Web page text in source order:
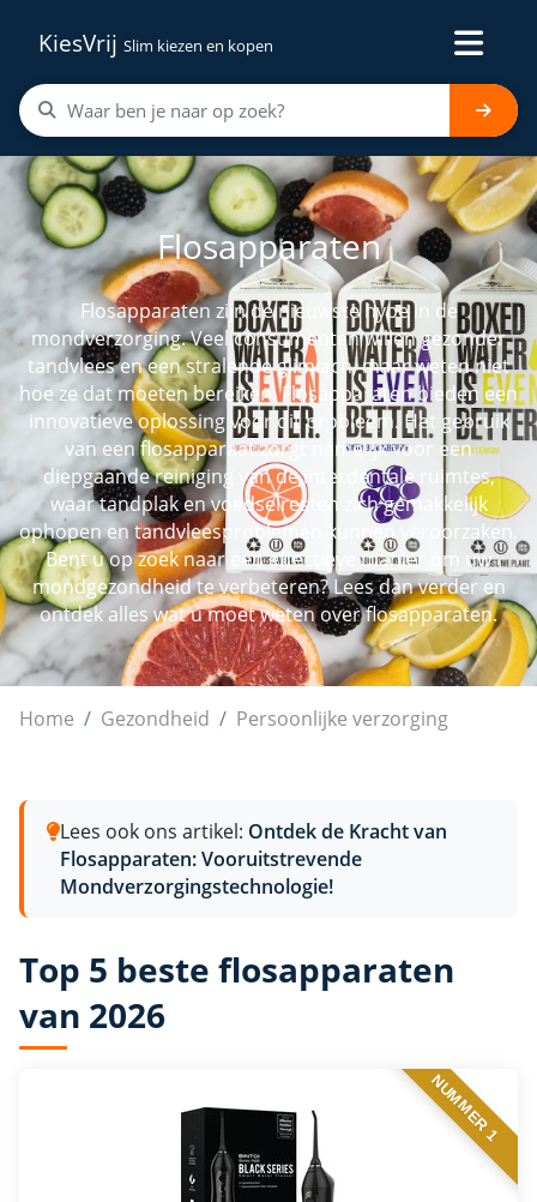
KiesVrij Slim kiezen en kopen
Flosapparaten
Flosapparaten zijn de nieuwste hype in de
mondverzorging. Veel consumenten willen gezonder
tandvlees en een stralende glimlach, maar weten niet
hoe ze dat moeten bereiken. Flosapparaten bieden een
innovatieve oplossing voor dit probleem. Het gebruik
van een flosapparaat zorgt namelijk voor een
diepgaande reiniging van de interdentale ruimtes,
waar tandplak en voedselresten zich gemakkelijk
ophopen en tandvleesproblemen kunnen veroorzaken.
Bent u op zoek naar een effectieve manier om uw
mondgezondheid te verbeteren? Lees dan verder en
ontdek alles wat u moet weten over flosapparaten.
Home Gezondheid Persoonlijke verzorging
Flosapparaten
Lees ook ons artikel: Ontdek de Kracht van
Flosapparaten: Vooruitstrevende
Mondverzorgingstechnologie!
Top 5 beste flosapparaten
van 2026
NUMMER 1